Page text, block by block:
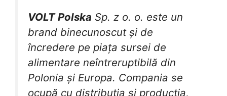
VOLTPolska Sp. z o. o. este un
brand binecunoscut și de
încredere pe piața sursei de
alimentare neîntreruptibilă din
Polonia și Europa. Compania se
ocupă cu distribuția și producția,